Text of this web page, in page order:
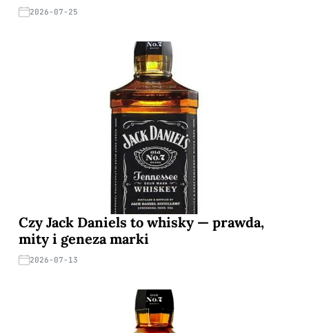
2026-07-25
Czy Jack Daniels to whisky — prawda,
mity i geneza marki
2026-07-13